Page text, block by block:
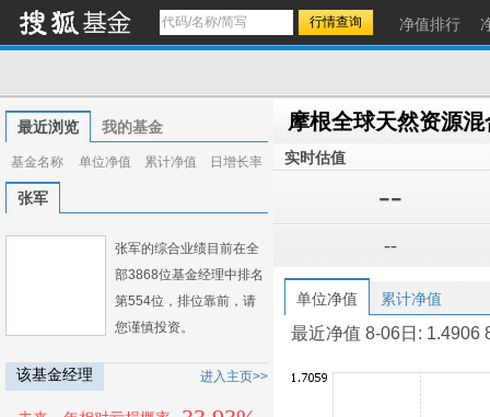
净值排行
最近浏览 我的基金
基金名称 单位净值 累计净值 日增长率
张军
张军的综合业绩目前在全
部3868位基金经理中排名
第554位，排位靠前，请
您谨慎投资。
该基金经理 进入主页>>
实时估值
--
--
单位净值 累计净值
最近净值 8-06日: 1.4906